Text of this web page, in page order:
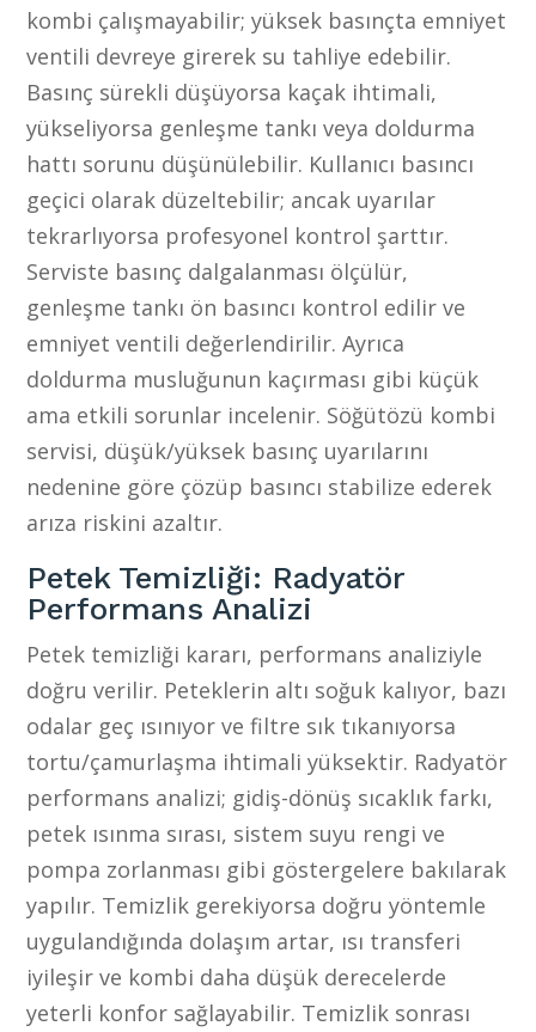
kombi çalışmayabilir; yüksek basınçta emniyet
ventili devreye girerek su tahliye edebilir.
Basınç sürekli düşüyorsa kaçak ihtimali,
yükseliyorsa genleşme tankı veya doldurma
hattı sorunu düşünülebilir. Kullanıcı basıncı
geçici olarak düzeltebilir; ancak uyarılar
tekrarlıyorsa profesyonel kontrol şarttır.
Serviste basınç dalgalanması ölçülür,
genleşme tankı ön basıncı kontrol edilir ve
emniyet ventili değerlendirilir. Ayrıca
doldurma musluğunun kaçırması gibi küçük
ama etkili sorunlar incelenir. Söğütözü kombi
servisi, düşük/yüksek basınç uyarılarını
nedenine göre çözüp basıncı stabilize ederek
arıza riskini azaltır.
Petek Temizliği: Radyatör
Performans Analizi
Petek temizliği kararı, performans analiziyle
doğru verilir. Peteklerin altı soğuk kalıyor, bazı
odalar geç ısınıyor ve filtre sık tıkanıyorsa
tortu/çamurlaşma ihtimali yüksektir. Radyatör
performans analizi; gidiş-dönüş sıcaklık farkı,
petek ısınma sırası, sistem suyu rengi ve
pompa zorlanması gibi göstergelere bakılarak
yapılır. Temizlik gerekiyorsa doğru yöntemle
uygulandığında dolaşım artar, ısı transferi
iyileşir ve kombi daha düşük derecelerde
yeterli konfor sağlayabilir. Temizlik sonrası